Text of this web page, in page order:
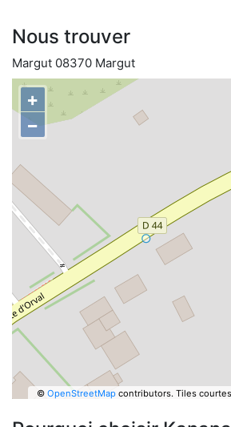
Nous trouver
Margut 08370 Margut
+
−
© OpenStreetMapcontributors. Tiles